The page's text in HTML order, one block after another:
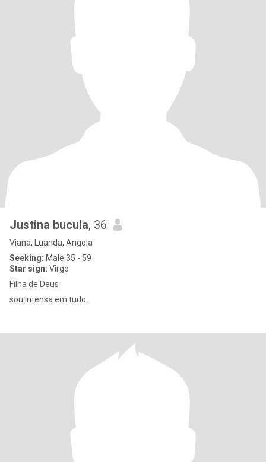
Justina bucula, 36
Viana, Luanda, Angola
Seeking: Male 35 - 59
Star sign: Virgo
Filha de Deus
sou intensa em tudo..